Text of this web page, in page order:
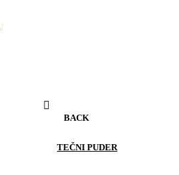
BACK
TEČNI PUDER